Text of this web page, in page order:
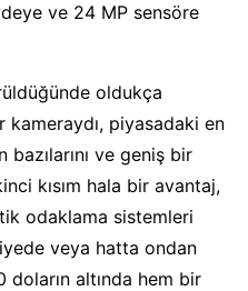
ve 24 MP sensöre
oldukça
piyasadaki en
ve geniş bir
kısım hala bir avantaj,
odaklama sistemleri
veya hatta ondan
doların altında hem bir